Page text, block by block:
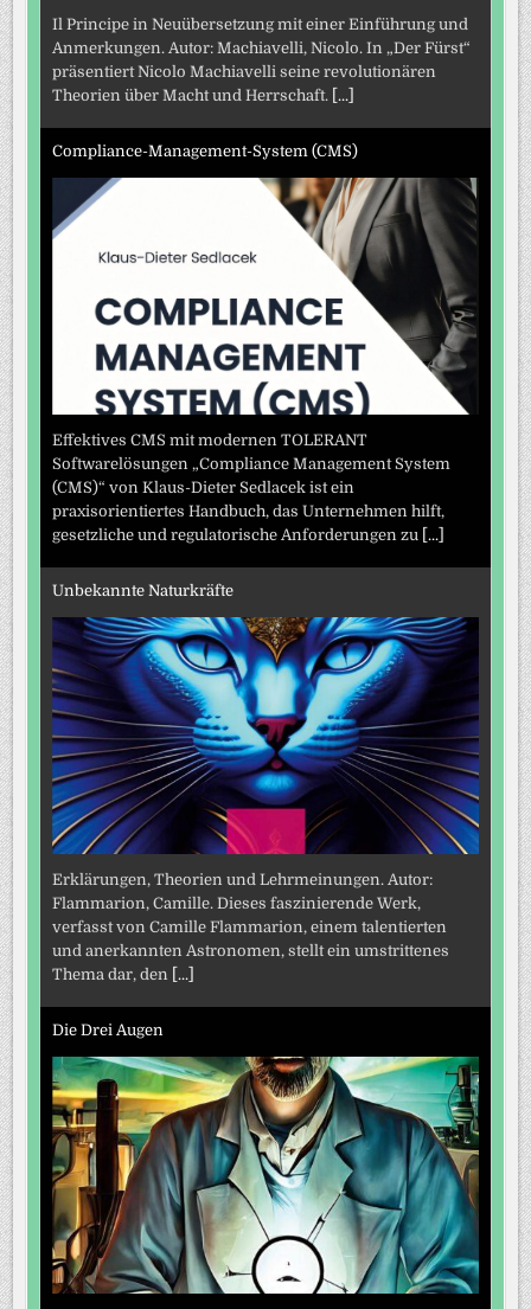
Il Principe in Neuübersetzung mit einer Einführung und
Anmerkungen. Autor: Machiavelli, Nicolo. In „Der Fürst“
präsentiert Nicolo Machiavelli seine revolutionären
Theorien über Macht und Herrschaft. [...]
Compliance-Management-System (CMS)
Effektives CMS mit modernen TOLERANT
Softwarelösungen „Compliance Management System
(CMS)“ von Klaus-Dieter Sedlacek ist ein
praxisorientiertes Handbuch, das Unternehmen hilft,
gesetzliche und regulatorische Anforderungen zu [...]
Unbekannte Naturkräfte
Erklärungen, Theorien und Lehrmeinungen. Autor:
Flammarion, Camille. Dieses faszinierende Werk,
verfasst von Camille Flammarion, einem talentierten
und anerkannten Astronomen, stellt ein umstrittenes
Thema dar, den [...]
Die Drei Augen